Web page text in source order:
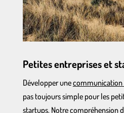
Petites entreprises et
Développer unecommunication
pas toujours simple pour les
startups. Notre compréhension